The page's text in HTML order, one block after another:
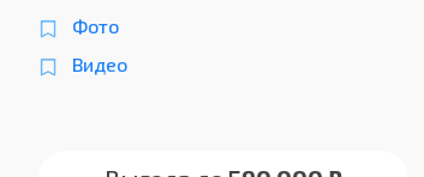
Фото
Видео